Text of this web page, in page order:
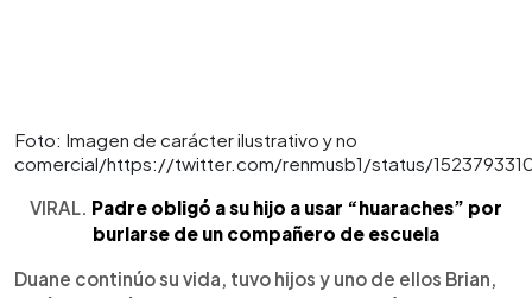
Foto: Imagen de carácter ilustrativo y no
comercial/https://twitter.com/renmusb1/status/
VIRAL. Padre obligó a su hijo a usar “huaraches” por
burlarse de un compañero de escuela
Duane continúo su vida, tuvo hijos y uno de ellos Brian,